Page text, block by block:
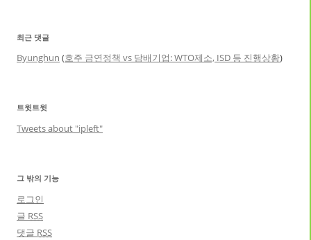
최근 댓글
Byunghun (호주 금연정책 vs 담배기업: WTO제소, ISD 등 진행상황)
트윗트윗
Tweets about "ipleft"
그 밖의 기능
로그인
글 RSS
댓글 RSS